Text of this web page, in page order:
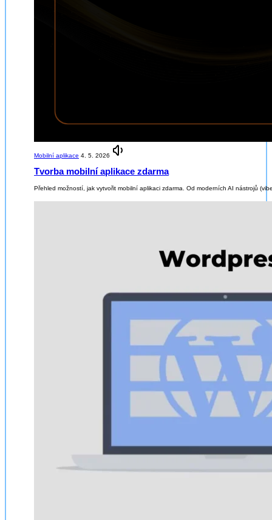
Mobilní aplikace 4. 5. 2026
Tvorba mobilní aplikace zdarma
Přehled možností, jak vytvořit mobilní aplikaci zdarma. Od moderních AI nástrojů